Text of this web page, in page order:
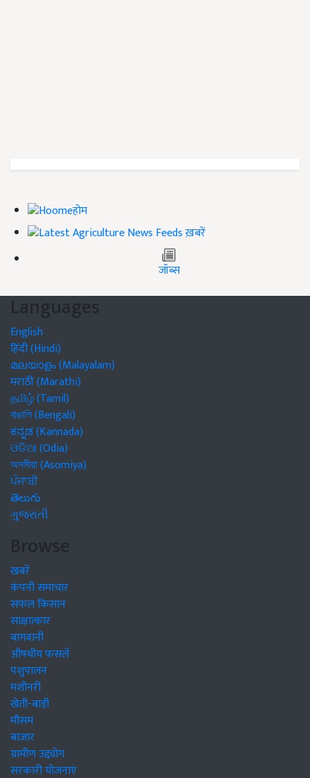
होम
ख़बरें
जॉब्स
Languages
English
हिंदी (Hindi)
മലയാളം (Malayalam)
मराठी (Marathi)
தமிழ் (Tamil)
বাঙালি (Bengali)
ಕನ್ನಡ (Kannada)
ଓଡିଆ (Odia)
অসমীয়া (Asomiya)
ਪੰਜਾਬੀ
తెలుగు
ગુજરાતી
Browse
खबरें
कंपनी समाचार
सफल किसान
साक्षात्कार
बागवानी
औषधीय फसलें
पशुपालन
मशीनरी
खेती-बाड़ी
मौसम
बाजार
ग्रामीण उद्द्योग
सरकारी योजनाएं